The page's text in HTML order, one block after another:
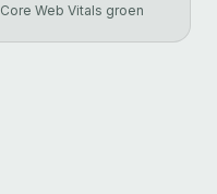
Core Web Vitals groen